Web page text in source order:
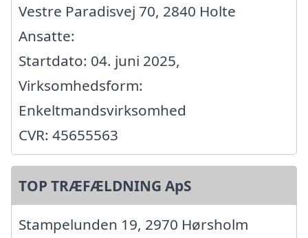
Vestre Paradisvej 70, 2840 Holte
Ansatte:
Startdato: 04. juni 2025,
Virksomhedsform:
Enkeltmandsvirksomhed
CVR: 45655563
TOP TRÆFÆLDNING ApS
Stampelunden 19, 2970 Hørsholm